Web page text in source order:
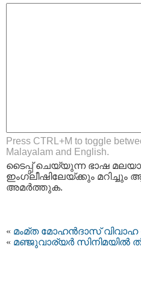
Press CTRL+M to toggle
Malayalam and English.
ടൈപ്പ്‌ ചെയ്യുന്ന ഭാഷ
ഇംഗ്ലീഷിലേയ്ക്കും മറിച്ചും
അമര്‍ത്തുക.
« മംമ്ത മോഹന്‍ദാസ് വിവാഹ
« മഞ്ജുവാര്യര്‍ സിനിമയില്‍